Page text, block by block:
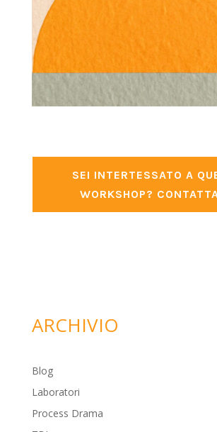
SEI INTERTESSATO A
WORKSHOP?
ARCHIVIO
Blog
Laboratori
Process Drama